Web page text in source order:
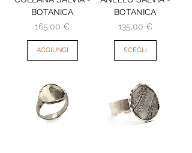
BOTANICA
Prezzo
165,00 €
AGGIUNGI
BOTANICA
Prezzo
135,00 €
SCEGLI